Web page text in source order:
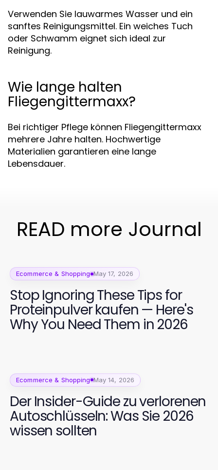
Verwenden Sie lauwarmes Wasser und ein
sanftes Reinigungsmittel. Ein weiches Tuch
oder Schwamm eignet sich ideal zur
Reinigung.
Wie lange halten
Fliegengittermaxx?
Bei richtiger Pflege können Fliegengittermaxx
mehrere Jahre halten. Hochwertige
Materialien garantieren eine lange
Lebensdauer.
READ more Journal
Ecommerce & Shopping May 17, 2026
Stop Ignoring These Tips for
Proteinpulver kaufen — Here's
Why You Need Them in 2026
Ecommerce & Shopping May 14, 2026
Der Insider-Guide zu verlorenen
Autoschlüsseln: Was Sie 2026
wissen sollten